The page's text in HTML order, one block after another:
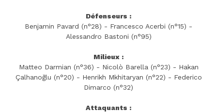
Défenseurs :
Benjamin Pavard (n°28) - Francesco Acerbi (n°15) -
Alessandro Bastoni (n°95)
Milieux :
Matteo Darmian (n°36) - Nicolò Barella (n°23) - Hakan
Çalhanoğlu (n°20) - Henrikh Mkhitaryan (n°22) - Federico
Dimarco (n°32)
Attaquants :